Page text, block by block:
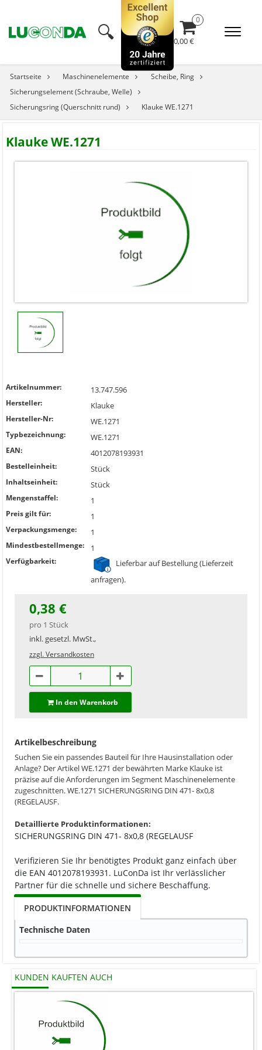
🔍︎ 0,00 €
Startseite Maschinenelemente
Scheibe, Ring
Sicherungselement (Schraube, Welle)
Sicherungsring (Querschnitt rund)
Klauke WE.1271
Klauke WE.1271
Artikelnummer: 13.747.596
Hersteller: Klauke
Hersteller-Nr: WE.1271
Typbezeichnung: WE.1271
EAN: 4012078193931
Bestelleinheit: Stück
Inhaltseinheit: Stück
Mengenstaffel: 1
Preis gilt für: 1
Verpackungsmenge: 1
Mindestbestellmenge: 1
Verfügbarkeit:
Lieferbar auf Bestellung (Lieferzeit
anfragen).
0,38 €
pro 1 Stück
inkl. gesetzl. MwSt.,
zzgl. Versandkosten
In den Warenkorb
Artikelbeschreibung
Suchen Sie ein passendes Bauteil für Ihre Hausinstallation oder
Anlage? Der Artikel WE.1271 der bewährten Marke Klauke ist
präzise auf die Anforderungen im Segment Maschinenelemente
zugeschnitten. WE.1271 SICHERUNGSRING DIN 471- 8x0,8
(REGELAUSF.
Detaillierte Produktinformationen:
SICHERUNGSRING DIN 471- 8x0,8 (REGELAUSF
Verifizieren Sie Ihr benötigtes Produkt ganz einfach über
die EAN 4012078193931. LuConDa ist Ihr verlässlicher
Partner für die schnelle und sichere Beschaffung.
PRODUKTINFORMATIONEN
Technische Daten
KUNDEN KAUFTEN AUCH